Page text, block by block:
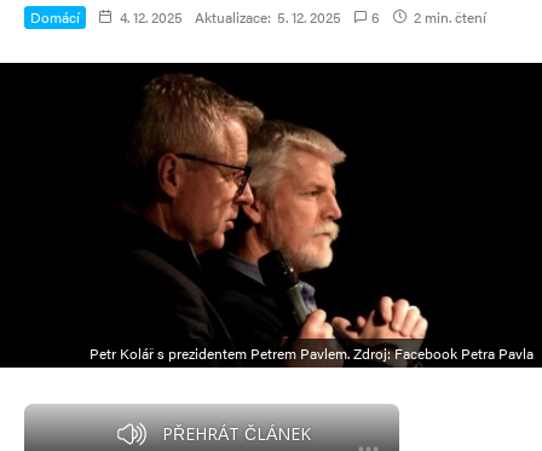
Domácí 4. 12. 2025 Aktualizace: 5. 12. 2025 6 2 min. čtení
Petr Kolář s prezidentem Petrem Pavlem. Zdroj: Facebook Petra Pavla
PŘEHRÁT ČLÁNEK